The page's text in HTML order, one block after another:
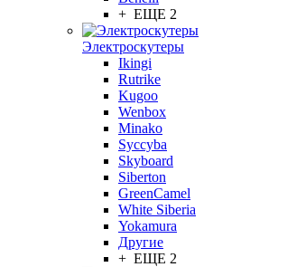
+ ЕЩЕ 2
Электроскутеры
Ikingi
Rutrike
Kugoo
Wenbox
Minako
Syccyba
Skyboard
Siberton
GreenCamel
White Siberia
Yokamura
Другие
+ ЕЩЕ 2